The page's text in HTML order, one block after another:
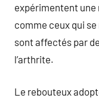
expérimentent
comme ceux qui
sont affectés par
l’arthrite.
Le rebouteux